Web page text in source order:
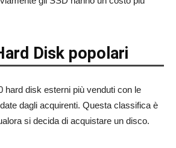
Disk popolari
hard disk esterni più venduti con le
dagli acquirenti. Questa classifica è
si decida di acquistare un disco.